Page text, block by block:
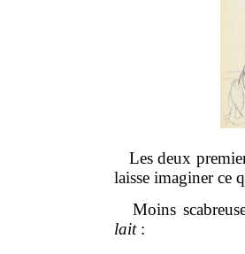
Les deux
laisse imaginer ce
Moins
lait: